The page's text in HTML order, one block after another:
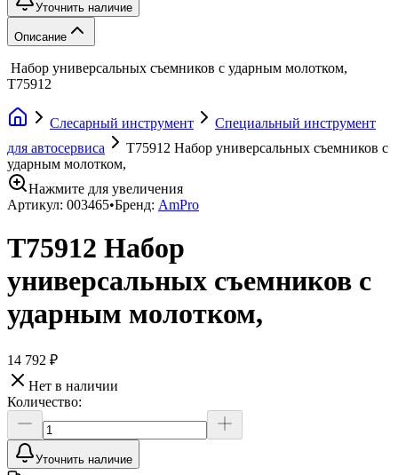
Уточнить наличие
Описание
Набор универсальных съемников с ударным молотком,
T75912
Слесарный инструмент
Специальный инструмент
для автосервиса
T75912 Набор универсальных съемников с
ударным молотком,
Нажмите для увеличения
Артикул: 003465•Бренд: AmPro
T75912 Набор
универсальных съемников с
ударным молотком,
14 792 ₽
Нет в наличии
Количество:
Уточнить наличие